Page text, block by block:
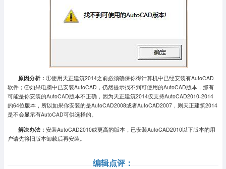
原因分析： ①使用天正建筑2014之前必须确保你得计算机中已经安装有AutoCAD
软件；②如果电脑中已安装AutoCAD，仍然提示找不到可使用的AutoCAD版本，那有
可能是你安装的AutoCAD版本不正确，因为天正建筑2014仅支持AutoCAD2010-2014
的64位版本，所以如果你安装的是AutoCAD2008或者AutoCAD2007，则天正建筑2014
是不会显示有AutoCAD可供选择的。
解决办法： 安装AutoCAD2010或更高的版本，已安装AutoCAD2010以下版本的用
户请先将旧版本卸载后再安装。
编辑点评：